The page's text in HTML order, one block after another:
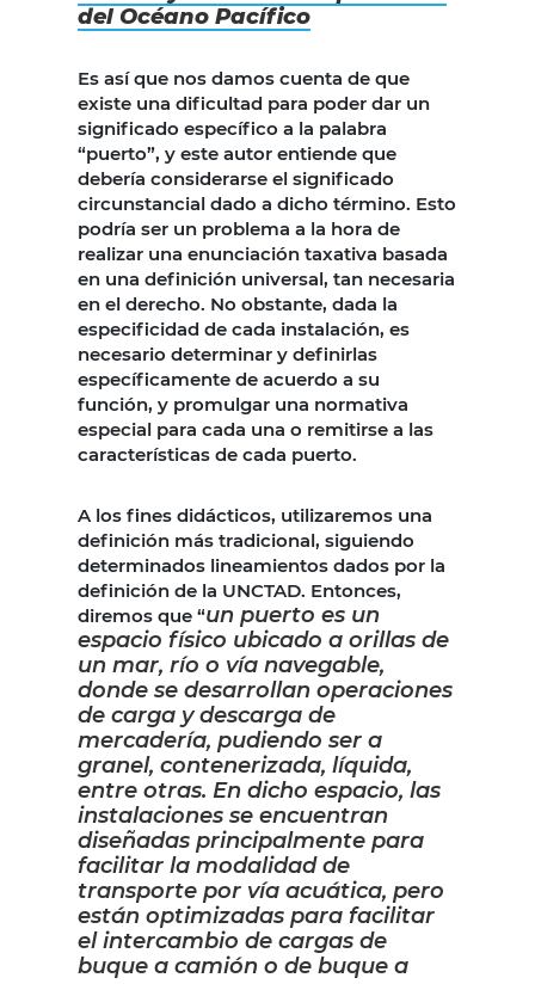
del Océano Pacífico
Es así que nos damos cuenta de que
existe una dificultad para poder dar un
significado específico a la palabra
“puerto”, y este autor entiende que
debería considerarse el significado
circunstancial dado a dicho término. Esto
podría ser un problema a la hora de
realizar una enunciación taxativa basada
en una definición universal, tan necesaria
en el derecho. No obstante, dada la
especificidad de cada instalación, es
necesario determinar y definirlas
específicamente de acuerdo a su
función, y promulgar una normativa
especial para cada una o remitirse a las
características de cada puerto.
A los fines didácticos, utilizaremos una
definición más tradicional, siguiendo
determinados lineamientos dados por la
definición de la UNCTAD. Entonces,
diremos que “un puerto es un
espacio físico ubicado a orillas de
un mar, río o vía navegable,
donde se desarrollan operaciones
de carga y descarga de
mercadería, pudiendo ser a
granel, contenerizada, líquida,
entre otras. En dicho espacio, las
instalaciones se encuentran
diseñadas principalmente para
facilitar la modalidad de
transporte por vía acuática, pero
están optimizadas para facilitar
el intercambio de cargas de
buque a camión o de buque a